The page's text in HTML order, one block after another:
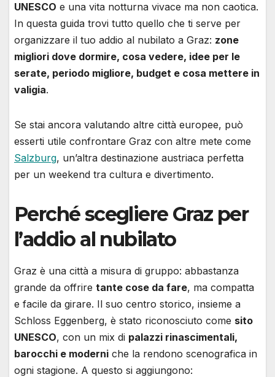
UNESCO e una vita notturna vivace ma non caotica.
In questa guida trovi tutto quello che ti serve per
organizzare il tuo addio al nubilato a Graz: zone
migliori dove dormire, cosa vedere, idee per le
serate, periodo migliore, budget e cosa mettere in
valigia.
Se stai ancora valutando altre città europee, può
esserti utile confrontare Graz con altre mete come
Salzburg, un’altra destinazione austriaca perfetta
per un weekend tra cultura e divertimento.
Perché scegliere Graz per
l’addio al nubilato
Graz è una città a misura di gruppo: abbastanza
grande da offrire tante cose da fare, ma compatta
e facile da girare. Il suo centro storico, insieme a
Schloss Eggenberg, è stato riconosciuto come sito
UNESCO, con un mix di palazzi rinascimentali,
barocchi e moderni che la rendono scenografica in
ogni stagione. A questo si aggiungono: